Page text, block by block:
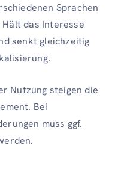
Sprachen
das Interesse
senkt gleichzeitig
Nutzung steigen die
Bei
muss ggf.